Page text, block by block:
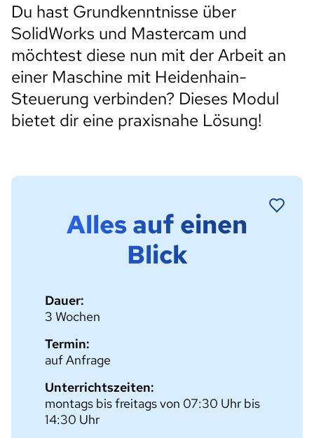
Du hast Grundkenntnisse über
SolidWorks und Mastercam und
möchtest diese nun mit der Arbeit an
einer Maschine mit Heidenhain-
Steuerung verbinden? Dieses Modul
bietet dir eine praxisnahe Lösung!
Alles auf einen
Blick
Dauer:
3 Wochen
Termin:
auf Anfrage
Unterrichtszeiten:
montags bis freitags von 07:30 Uhr bis
14:30 Uhr